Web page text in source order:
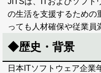
の生活を支援するための
っても人材確保や従業員
◆歴史・背景
日本ITソフトウェア企業